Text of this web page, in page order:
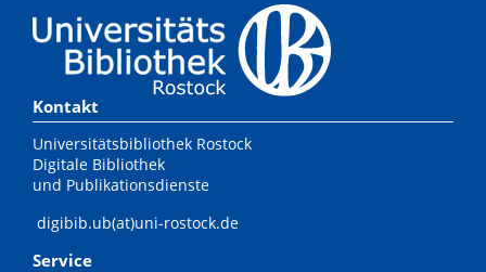
Kontakt
Universitätsbibliothek Rostock
Digitale Bibliothek
und Publikationsdienste
digibib.ub(at)uni-rostock.de
Service